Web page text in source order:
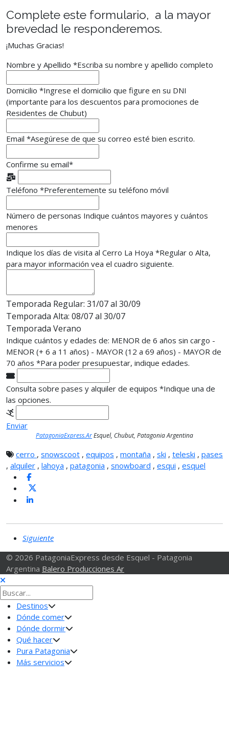
Complete este formulario, a la mayor
brevedad le responderemos.
¡Muchas Gracias!
Nombre y Apellido *Escriba su nombre y apellido completo
Domicilio *Ingrese el domicilio que figure en su DNI
(importante para los descuentos para promociones de
Residentes de Chubut)
Email *Asegúrese de que su correo esté bien escrito.
Confirme su email*
Teléfono *Preferentemente su teléfono móvil
Número de personas Indique cuántos mayores y cuántos
menores
Indique los días de visita al Cerro La Hoya *Regular o Alta,
para mayor información vea el cuadro siguiente.
Temporada Regular: 31/07 al 30/09
Temporada Alta: 08/07 al 30/07
Temporada Verano
Indique cuántos y edades de: MENOR de 6 años sin cargo -
MENOR (+ 6 a 11 años) - MAYOR (12 a 69 años) - MAYOR de
70 años *Para poder presupuestar, indique edades.
Consulta sobre pases y alquiler de equipos *Indique una de
las opciones.
Enviar
PatagoniaExpress.ArEsquel, Chubut, Patagonia Argentina
cerro , snowscoot , equipos , montaña , ski , teleski , pases
, alquiler , lahoya , patagonia , snowboard , esqui , esquel
Siguiente
© 2026 PatagoniaExpress desde Esquel - Patagonia
Argentina Balero Producciones Ar
Destinos
Dónde comer
Dónde dormir
Qué hacer
Pura Patagonia
Más servicios